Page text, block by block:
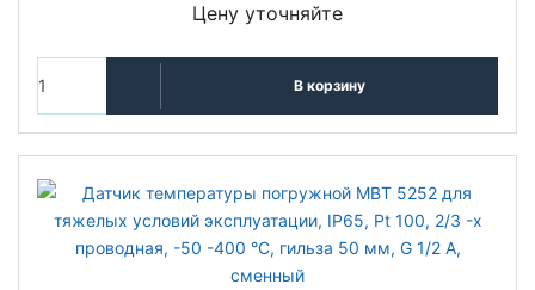
Цену уточняйте
В корзину